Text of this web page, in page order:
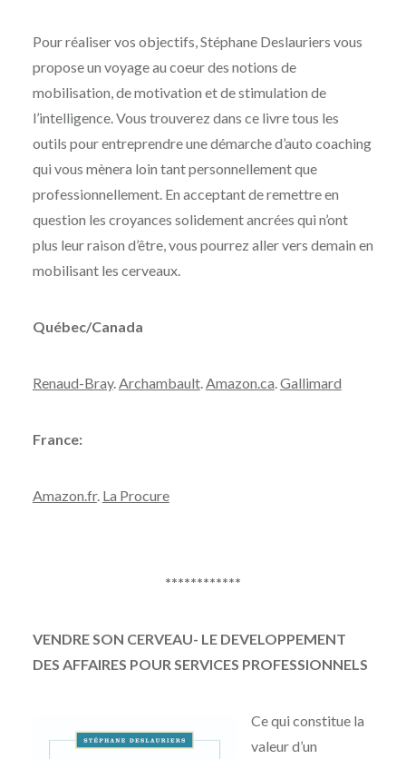
Pour réaliser vos objectifs, Stéphane Deslauriers vous
propose un voyage au coeur des notions de
mobilisation, de motivation et de stimulation de
l’intelligence. Vous trouverez dans ce livre tous les
outils pour entreprendre une démarche d’auto coaching
qui vous mènera loin tant personnellement que
professionnellement. En acceptant de remettre en
question les croyances solidement ancrées qui n’ont
plus leur raison d’être, vous pourrez aller vers demain en
mobilisant les cerveaux.
Québec/Canada
Renaud-Bray.Archambault.Amazon.ca.Gallimard
France:
Amazon.fr. La Procure
************
VENDRE SON CERVEAU- LE DEVELOPPEMENT
DES AFFAIRES POUR SERVICES PROFESSIONNELS
Ce qui constitue la
valeur d’un